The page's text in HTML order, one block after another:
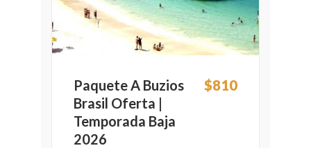
Paquete A Buzios
Brasil Oferta |
Temporada Baja
2026
$810